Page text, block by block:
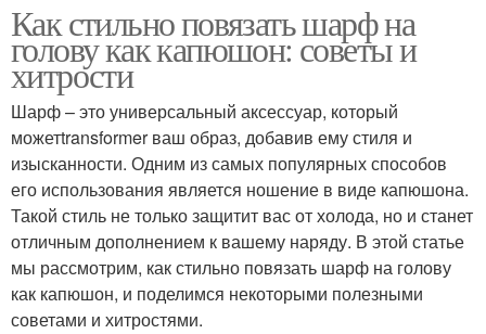
Как стильно повязать шарф на
голову как капюшон: советы и
хитрости
Шарф – это универсальный аксессуар, который
можетtransformer ваш образ, добавив ему стиля и
изысканности. Одним из самых популярных способов
его использования является ношение в виде капюшона.
Такой стиль не только защитит вас от холода, но и станет
отличным дополнением к вашему наряду. В этой статье
мы рассмотрим, как стильно повязать шарф на голову
как капюшон, и поделимся некоторыми полезными
советами и хитростями.